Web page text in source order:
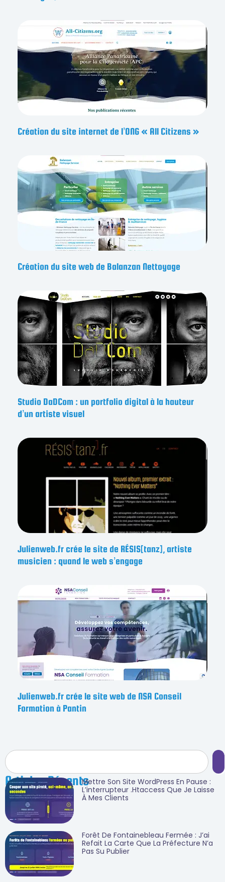
Création du site internet de l’ONG « All Citizens »
Création du site web de Balanzan Nettoyage
Studio DaDCom : un portfolio digital à la hauteur
d’un artiste visuel
Julienweb.fr crée le site de RÉSIS[tanz], artiste
musicien : quand le web s’engage
Julienweb.fr crée le site web de NSA Conseil
Formation à Pantin
Articles RécentsMettre Son Site WordPress En Pause :
L’interrupteur .htaccess Que Je Laisse
À Mes Clients
Forêt De Fontainebleau Fermée : J’ai
Refait La Carte Que La Préfecture N’a
Pas Su Publier